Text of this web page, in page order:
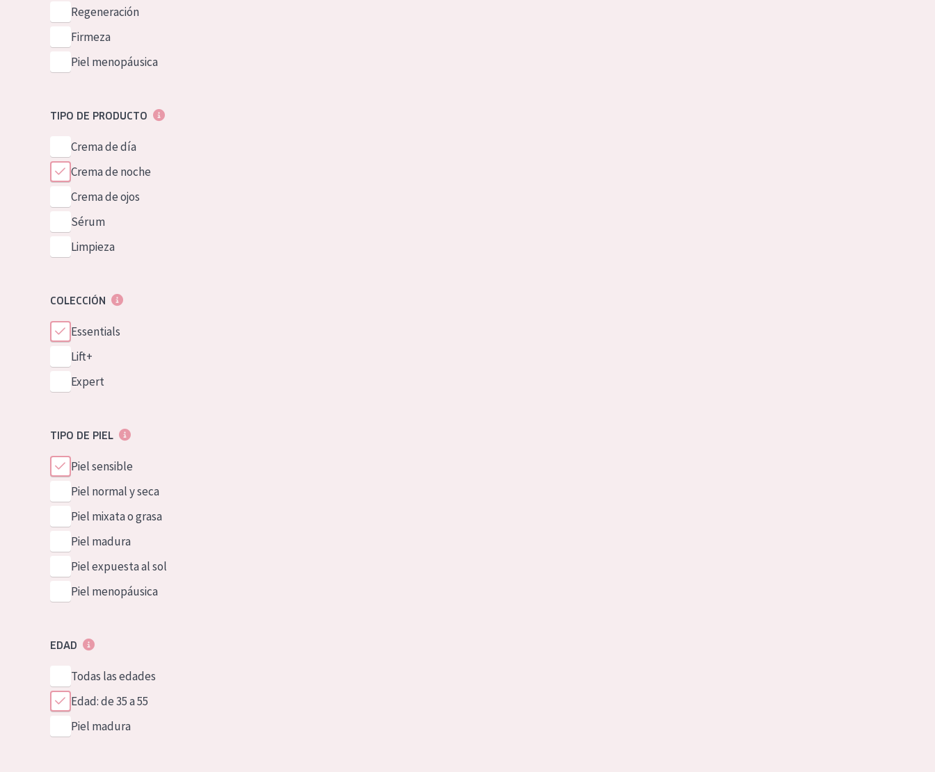
German
Spanish
Greek
Regeneración
Firmeza
Piel menopáusica
TIPO DE PRODUCTO
Crema de día
Crema de noche
Crema de ojos
Sérum
Limpieza
COLECCIÓN
Essentials
Lift+
Expert
TIPO DE PIEL
Piel sensible
Piel normal y seca
Piel mixata o grasa
Piel madura
Piel expuesta al sol
Piel menopáusica
EDAD
Todas las edades
Edad: de 35 a 55
Piel madura